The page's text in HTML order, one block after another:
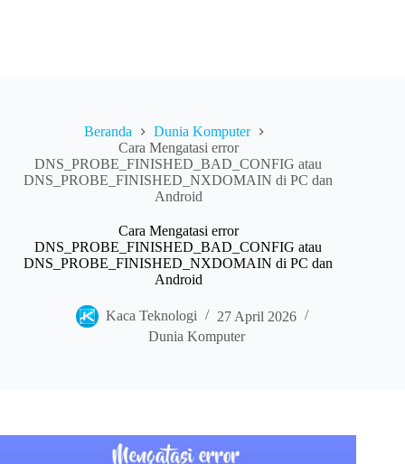
Beranda
Dunia Komputer
Cara Mengatasi error
DNS_PROBE_FINISHED_BAD_CONFIG atau
DNS_PROBE_FINISHED_NXDOMAIN di PC dan
Android
Cara Mengatasi error
DNS_PROBE_FINISHED_BAD_CONFIG atau
DNS_PROBE_FINISHED_NXDOMAIN di PC dan
Android
Kaca Teknologi
27 April 2026
Dunia Komputer